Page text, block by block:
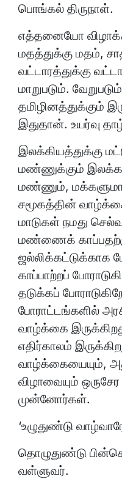
பொங்கல் திருநாள்.
எத்தனையோ
மதத்துக்கு மதம்,
வட்டாரத்துக்கு
மாறுபடும்.
தமிழினத்துக்கும்
இதுதான். உயர்வு
இலக்கியத்துக்கு
மண்ணுக்கும்
மண்ணும்,
சமூகத்தின்
மாடுகள் நமது
மண்ணைக்
ஜல்லிக்கட்டுக்காக
காப்பாற்றப்
தடுக்கப்
போராட்டங்களில்
வாழ்க்கை
எதிர்காலம்
வாழ்க்கையையும்,
விழாவையும்
முன்னோர்கள்.
‘உழுதுண்டு
தொழுதுண்டு
வள்ளுவர்.